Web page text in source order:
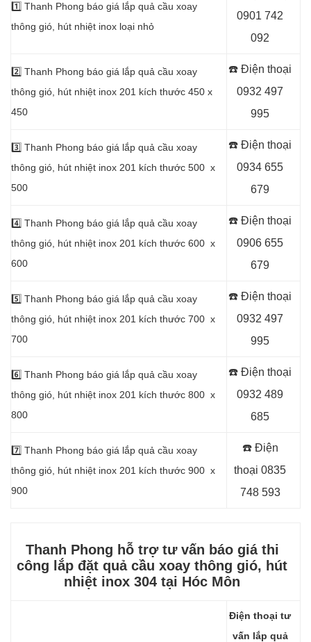
1️⃣ Thanh Phong báo giá lắp quả cầu xoay
thông gió, hút nhiệt inox loại nhỏ
0901 742
092
2️⃣ Thanh Phong báo giá lắp quả cầu xoay
thông gió, hút nhiệt inox 201 kích thước 450 x
450
☎️ Điện thoại
0932 497
995
3️⃣ Thanh Phong báo giá lắp quả cầu xoay
thông gió, hút nhiệt inox 201 kích thước 500 x
500
☎️ Điện thoại
0934 655
679
4️⃣ Thanh Phong báo giá lắp quả cầu xoay
thông gió, hút nhiệt inox 201 kích thước 600 x
600
☎️ Điện thoại
0906 655
679
5️⃣ Thanh Phong báo giá lắp quả cầu xoay
thông gió, hút nhiệt inox 201 kích thước 700 x
700
☎️ Điện thoại
0932 497
995
6️⃣ Thanh Phong báo giá lắp quả cầu xoay
thông gió, hút nhiệt inox 201 kích thước 800 x
800
☎️ Điện thoại
0932 489
685
7️⃣ Thanh Phong báo giá lắp quả cầu xoay
thông gió, hút nhiệt inox 201 kích thước 900 x
900
☎️ Điện
thoại 0835
748 593
Thanh Phong hỗ trợ tư vấn báo giá thi
công lắp đặt quả cầu xoay thông gió, hút
nhiệt inox 304 tại Hóc Môn
Điện thoại tư
vấn lắp quả